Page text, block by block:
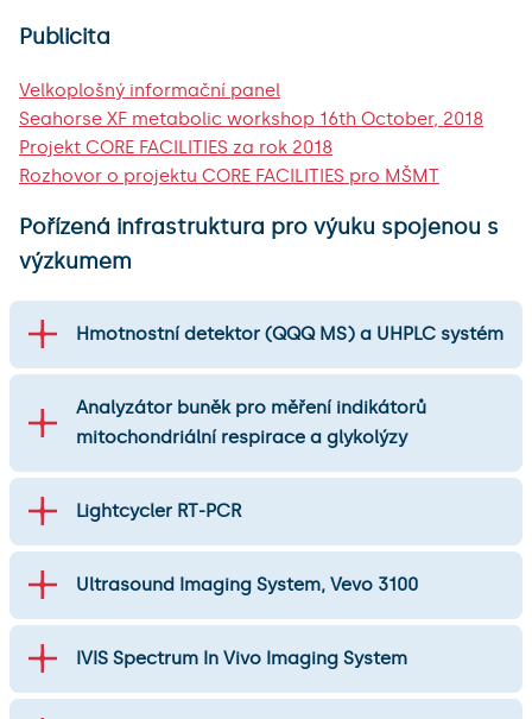
Publicita
Velkoplošný informační panel
Seahorse XF metabolic workshop 16th October, 2018
Projekt CORE FACILITIES za rok 2018
Rozhovor o projektu CORE FACILITIES pro MŠMT
Pořízená infrastruktura pro výuku spojenou s
výzkumem
Hmotnostní detektor (QQQ MS) a UHPLC systém
Analyzátor buněk pro měření indikátorů
mitochondriální respirace a glykolýzy
Lightcycler RT-PCR
Ultrasound Imaging System, Vevo 3100
IVIS Spectrum In Vivo Imaging System